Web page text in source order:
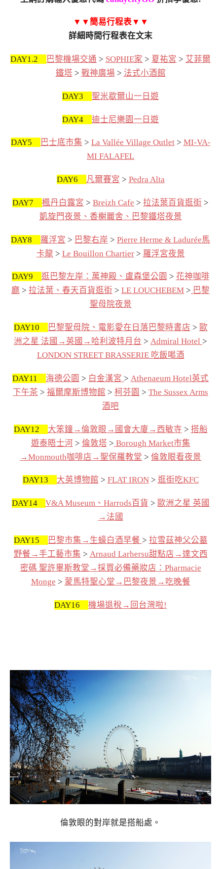
▼▼簡易行程表▼▼
詳細時間行程表在文末
DAY1.2 巴黎機場交通 > SOPHIE家 > 夏祐宮 > 艾菲爾
鐵塔 > 戰神廣場 > 法式小酒館
DAY3 聖米歇爾山一日遊
DAY4 迪士尼樂園一日遊
DAY5 巴士底市集 > La Vallée Village Outlet> MI-VA-
MI FALAFEL
DAY6 凡爾賽宮 > Pedra Alta
DAY7 楓丹白露宮 > Breizh Cafe > 拉法葉百貨逛街 >
凱旋門夜景、香榭麗舍、巴黎鐵塔夜景
DAY8 羅浮宮 > 巴黎右岸 > Pierre Herme & Ladurée馬
卡龍 > Le Bouillon Chartier> 羅浮宮夜景
DAY9 逛巴黎左岸：萬神殿、盧森堡公園 > 花神咖啡
廳 > 拉法葉、春天百貨逛街 > LE LOUCHEBEM > 巴黎
聖母院夜景
DAY10 巴黎聖母院、電影愛在日落巴黎時書店 > 歐
洲之星 法國→英國→哈利波特月台 > Admiral Hotel >
LONDON STREET BRASSERIE 吃飯喝酒
DAY11 海德公園 > 白金漢宮 > Athenaeum Hotel英式
下午茶 > 福爾摩斯博物館 > 柯芬園 > The Sussex Arms
酒吧
DAY12 大笨鐘→倫敦眼→國會大廈→西敏寺 > 搭船
遊泰晤士河 > 倫敦塔 > Borough Market市集
→Monmouth咖啡店→聖保羅教堂 > 倫敦眼看夜景
DAY13 大英博物館 > FLAT IRON> 逛街吃KFC
DAY14 V&A Museum、Harrods百貨 > 歐洲之星 英國
→法國
DAY15 巴黎市集→生蠔白酒早餐 > 拉雪茲神父公墓
野餐→手工藝市集 > Arnaud Larhersu甜點店→達文西
密碼 聖許畢斯教堂→採買必備藥妝店：Pharmacie
Monge > 蒙馬特聖心堂→巴黎夜景→吃晚餐
DAY16 機場退稅→回台灣啦!
倫敦眼的對岸就是搭船處。